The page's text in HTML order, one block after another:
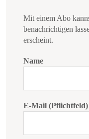
Mit einem Abo
benachrichtigen
erscheint.
Name
E-Mail (Pflichtfeld)